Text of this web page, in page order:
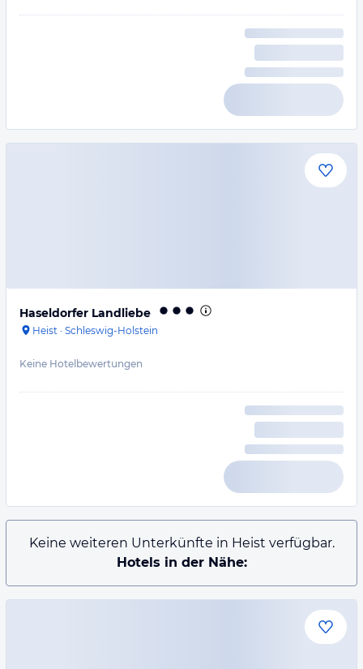
Haseldorfer Landliebe
Heist · Schleswig-Holstein
Keine Hotelbewertungen
Keine weiteren Unterkünfte in Heist verfügbar.
Hotels in der Nähe: